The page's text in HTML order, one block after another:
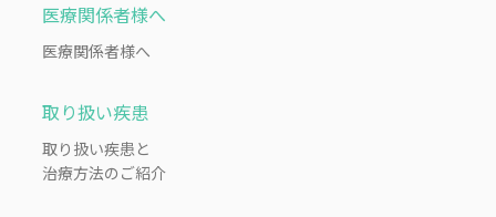
医療関係者様へ
医療関係者様へ
取り扱い疾患
取り扱い疾患と
治療方法のご紹介